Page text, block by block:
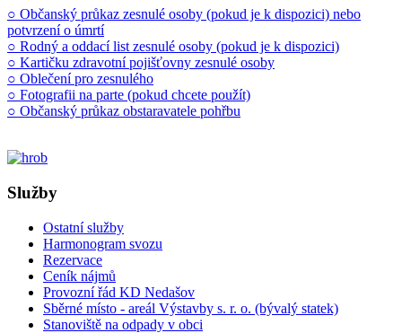
○ Občanský průkaz zesnulé osoby (pokud je k dispozici) nebo
potvrzení o úmrtí
○ Rodný a oddací list zesnulé osoby (pokud je k dispozici)
○ Kartičku zdravotní pojišťovny zesnulé osoby
○ Oblečení pro zesnulého
○ Fotografii na parte (pokud chcete použít)
○ Občanský průkaz obstaravatele pohřbu
Služby
Ostatní služby
Harmonogram svozu
Rezervace
Ceník nájmů
Provozní řád KD Nedašov
Sběrné místo - areál Výstavby s. r. o. (bývalý statek)
Stanoviště na odpady v obci